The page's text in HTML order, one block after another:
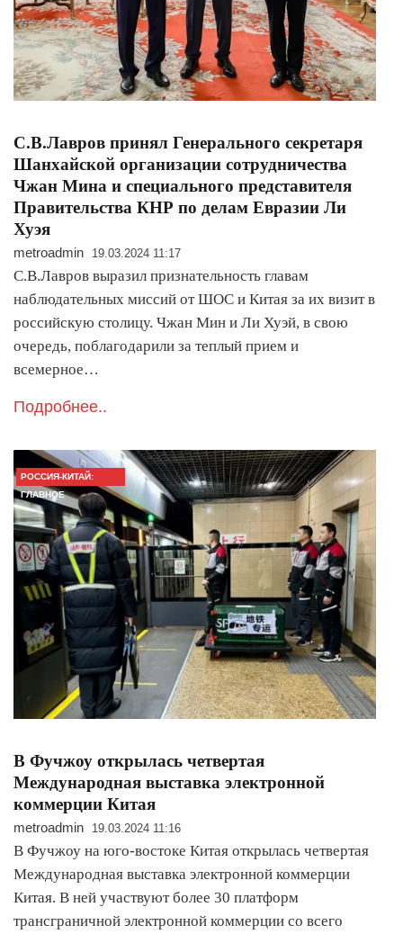
С.В.Лавров принял Генерального секретаря
Шанхайской организации сотрудничества
Чжан Мина и специального представителя
Правительства КНР по делам Евразии Ли
Хуэя
metroadmin 19.03.2024 11:17
С.В.Лавров выразил признательность главам
наблюдательных миссий от ШОС и Китая за их визит в
российскую столицу. Чжан Мин и Ли Хуэй, в свою
очередь, поблагодарили за теплый прием и
всемерное…
Подробнее..
РОССИЯ-КИТАЙ:
ГЛАВНОЕ
В Фучжоу открылась четвертая
Международная выставка электронной
коммерции Китая
metroadmin 19.03.2024 11:16
В Фучжоу на юго-востоке Китая открылась четвертая
Международная выставка электронной коммерции
Китая. В ней участвуют более 30 платформ
трансграничной электронной коммерции со всего